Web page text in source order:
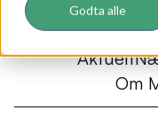
Godta alle
Aktuelt
Om